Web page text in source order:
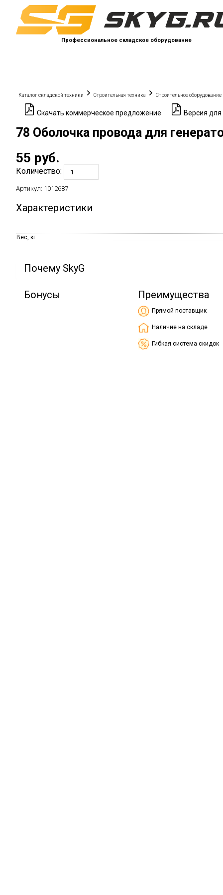
Профессиональное складское оборудование
Каталог складской техники Строительная техника Строительное оборудование
Скачать коммерческое предложение Версия
78 Оболочка провода для
55 руб.
Количество:
Артикул: 1012687
Характеристики
Вес, кг
Почему SkyG
Бонусы Преимущества
Прямой поставщик
Наличие на складе
Гибкая система скидок